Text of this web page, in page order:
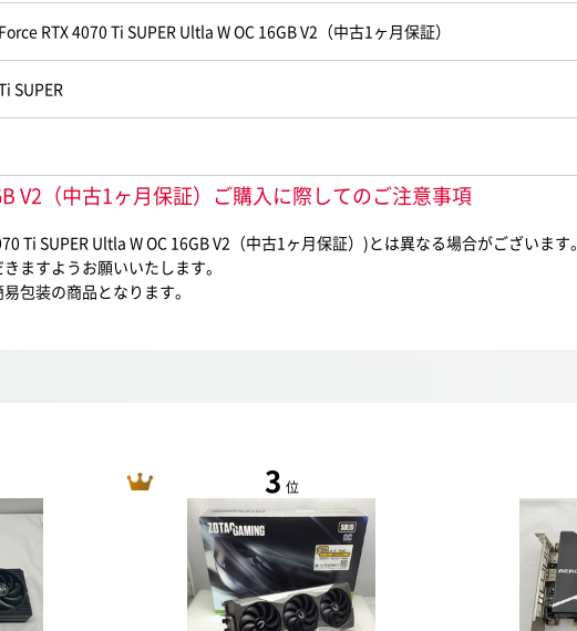
RTX 4070 Ti SUPER Ultla W OC 16GB V2（中古1ヶ月保証）
SUPER
V2（中古1ヶ月保証）ご購入に際してのご注意事項
SUPER Ultla W OC 16GB V2（中古1ヶ月保証）)とは異なる場合がございます。
ますようお願いいたします。
包装の商品となります。
3 位